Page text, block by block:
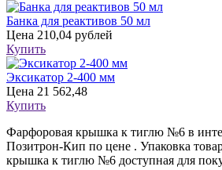
Банка для реактивов 50 мл
Цена 210,04 рублей
Купить
Эксикатор 2-400 мм
Цена 21 562,48
Купить
Фарфоровая крышка к тиглю №6 в
Позитрон-Кип по цене . Упаковка
крышка к тиглю №6 доступная для